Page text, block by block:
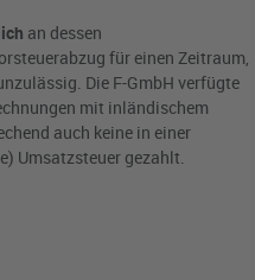
an dessen
für einen Zeitraum,
Die F-GmbH verfügte
mit inländischem
auch keine in einer
Umsatzsteuer gezahlt.